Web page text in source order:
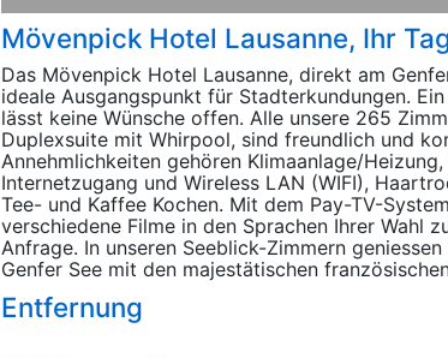
Mövenpick Hotel Lausanne, Ihr
Das Mövenpick Hotel Lausanne, direkt am
ideale Ausgangspunkt für Stadterkundungen.
lässt keine Wünsche offen. Alle unsere 265
Duplexsuite mit Whirpool, sind freundlich und
Annehmlichkeiten gehören Klimaanlage/
Internetzugang und Wireless LAN (WIFI),
Tee- und Kaffee Kochen. Mit dem Pay-TV-
verschiedene Filme in den Sprachen Ihrer Wahl
Anfrage. In unseren Seeblick-Zimmern
Genfer See mit den majestätischen
Entfernung